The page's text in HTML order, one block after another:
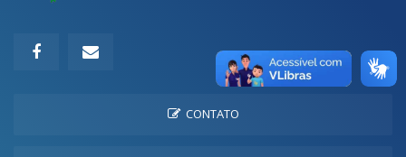
CONTATO